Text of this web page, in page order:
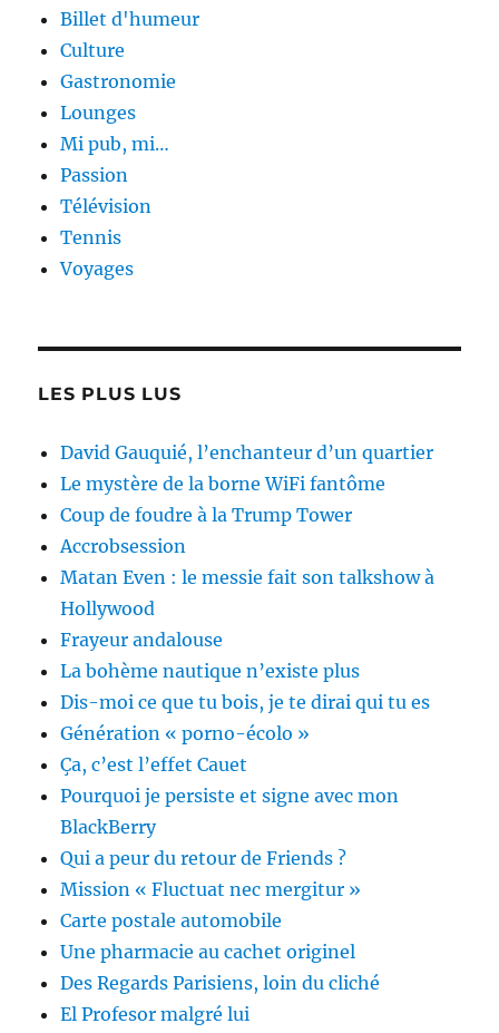
Billet d'humeur
Culture
Gastronomie
Lounges
Mi pub, mi…
Passion
Télévision
Tennis
Voyages
LES PLUS LUS
David Gauquié, l’enchanteur d’un quartier
Le mystère de la borne WiFi fantôme
Coup de foudre à la Trump Tower
Accrobsession
Matan Even : le messie fait son talkshow à
Hollywood
Frayeur andalouse
La bohème nautique n’existe plus
Dis-moi ce que tu bois, je te dirai qui tu es
Génération « porno-écolo »
Ça, c’est l’effet Cauet
Pourquoi je persiste et signe avec mon
BlackBerry
Qui a peur du retour de Friends ?
Mission « Fluctuat nec mergitur »
Carte postale automobile
Une pharmacie au cachet originel
Des Regards Parisiens, loin du cliché
El Profesor malgré lui